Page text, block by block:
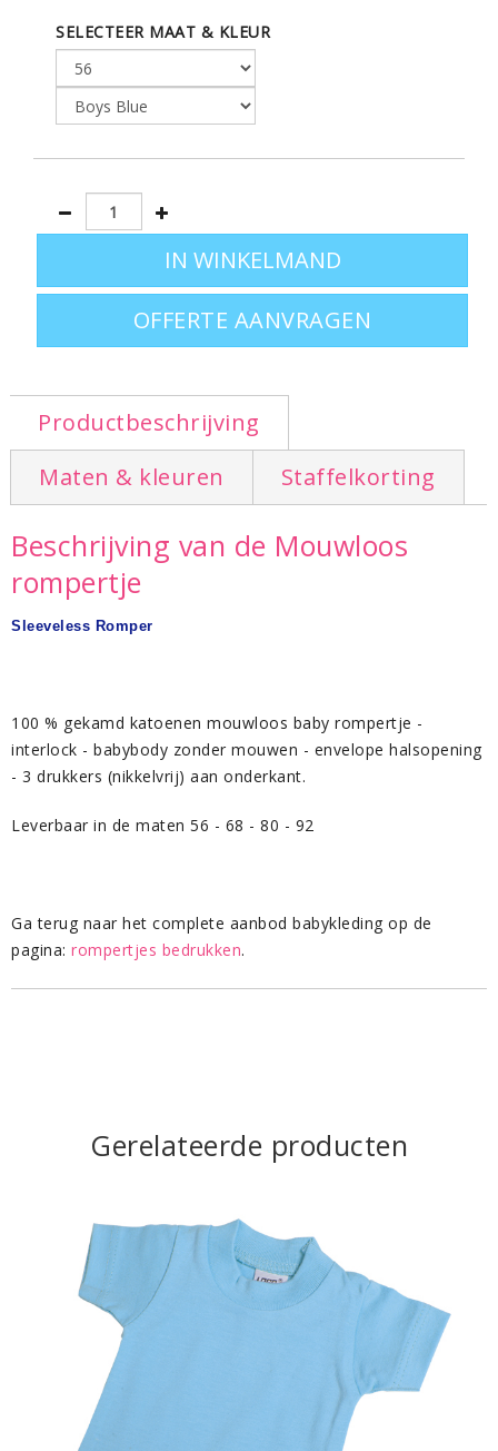
Ga terug naar het complete aanbod babykleding op de
pagina:rompertjes bedrukken
SELECTEER MAAT & KLEUR
OFFERTE AANVRAGEN
Productbeschrijving
Maten & kleuren
Staffelkorting
Beschrijving van de Mouwloos
rompertje
Sleeveless Romper
100 % gekamd katoenen mouwloos baby rompertje -
interlock - babybody zonder mouwen - envelope halsopening
- 3 drukkers (nikkelvrij) aan onderkant.
Leverbaar in de maten 56 - 68 - 80 - 92
Ga terug naar het complete aanbod babykleding op de
pagina: rompertjes bedrukken.
Gerelateerde producten